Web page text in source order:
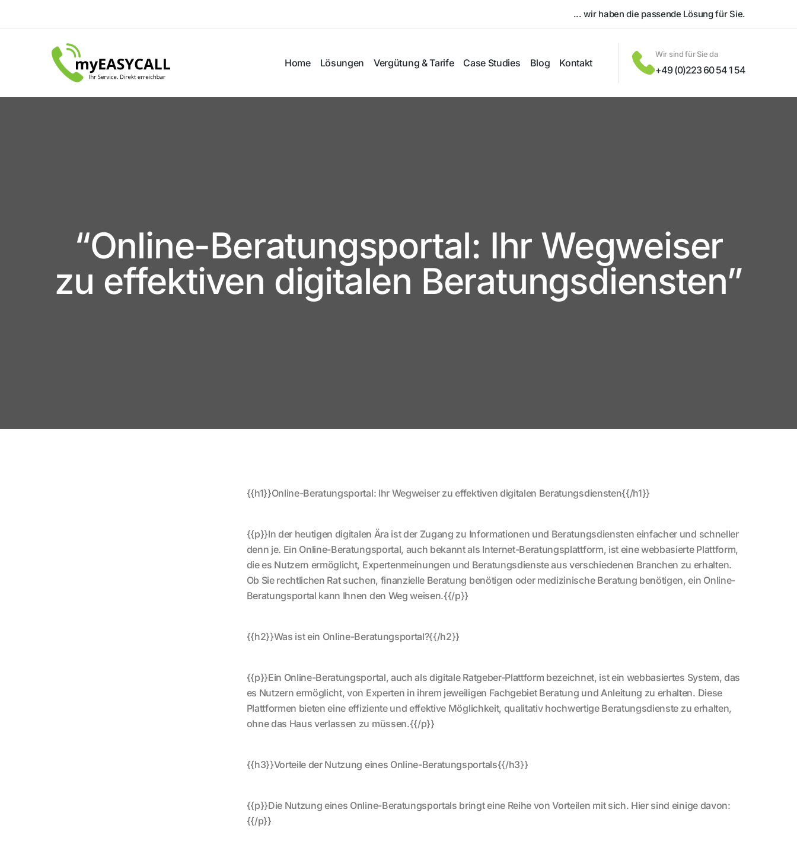
... wir haben die passende Lösung für Sie.
Home Lösungen Vergütung & Tarife Case Studies Blog Kontakt
Wir sind für Sie da
+49 (0)223 60 54 1 54
“Online-Beratungsportal: Ihr Wegweiser
zu effektiven digitalen Beratungsdiensten”
{{h1}}Online-Beratungsportal: Ihr Wegweiser zu effektiven digitalen Beratungsdiensten{{/h1}}
{{p}}In der heutigen digitalen Ära ist der Zugang zu Informationen und Beratungsdiensten einfacher und schneller
denn je. Ein Online-Beratungsportal, auch bekannt als Internet-Beratungsplattform, ist eine webbasierte Plattform,
die es Nutzern ermöglicht, Expertenmeinungen und Beratungsdienste aus verschiedenen Branchen zu erhalten.
Ob Sie rechtlichen Rat suchen, finanzielle Beratung benötigen oder medizinische Beratung benötigen, ein Online-
Beratungsportal kann Ihnen den Weg weisen.{{/p}}
{{h2}}Was ist ein Online-Beratungsportal?{{/h2}}
{{p}}Ein Online-Beratungsportal, auch als digitale Ratgeber-Plattform bezeichnet, ist ein webbasiertes System, das
es Nutzern ermöglicht, von Experten in ihrem jeweiligen Fachgebiet Beratung und Anleitung zu erhalten. Diese
Plattformen bieten eine effiziente und effektive Möglichkeit, qualitativ hochwertige Beratungsdienste zu erhalten,
ohne das Haus verlassen zu müssen.{{/p}}
{{h3}}Vorteile der Nutzung eines Online-Beratungsportals{{/h3}}
{{p}}Die Nutzung eines Online-Beratungsportals bringt eine Reihe von Vorteilen mit sich. Hier sind einige davon:
{{/p}}